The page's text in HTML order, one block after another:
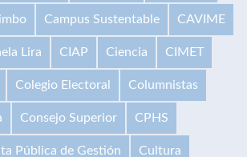
Campus Sustentable CAVIME
Lira CIAP Ciencia CIMET
Colegio Electoral Columnistas
Consejo Superior CPHS
Pública de Gestión Cultura